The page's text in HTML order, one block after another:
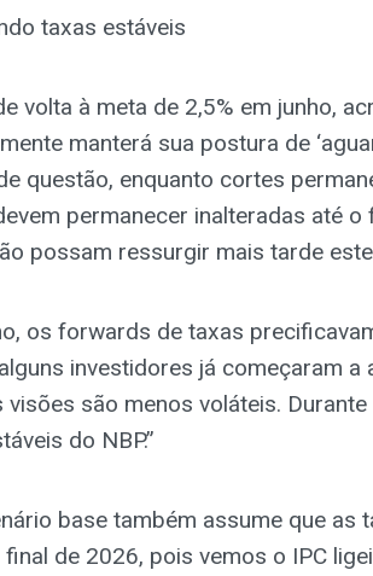
taxas estáveis
volta à meta de 2,5% em junho,
manterá sua postura de
questão, enquanto cortes
permanecer inalteradas até
possam ressurgir mais tarde este
os forwards de taxas
investidores já começaram
são menos voláteis.
do NBP.”
base também assume que as
de 2026, pois vemos o IPC